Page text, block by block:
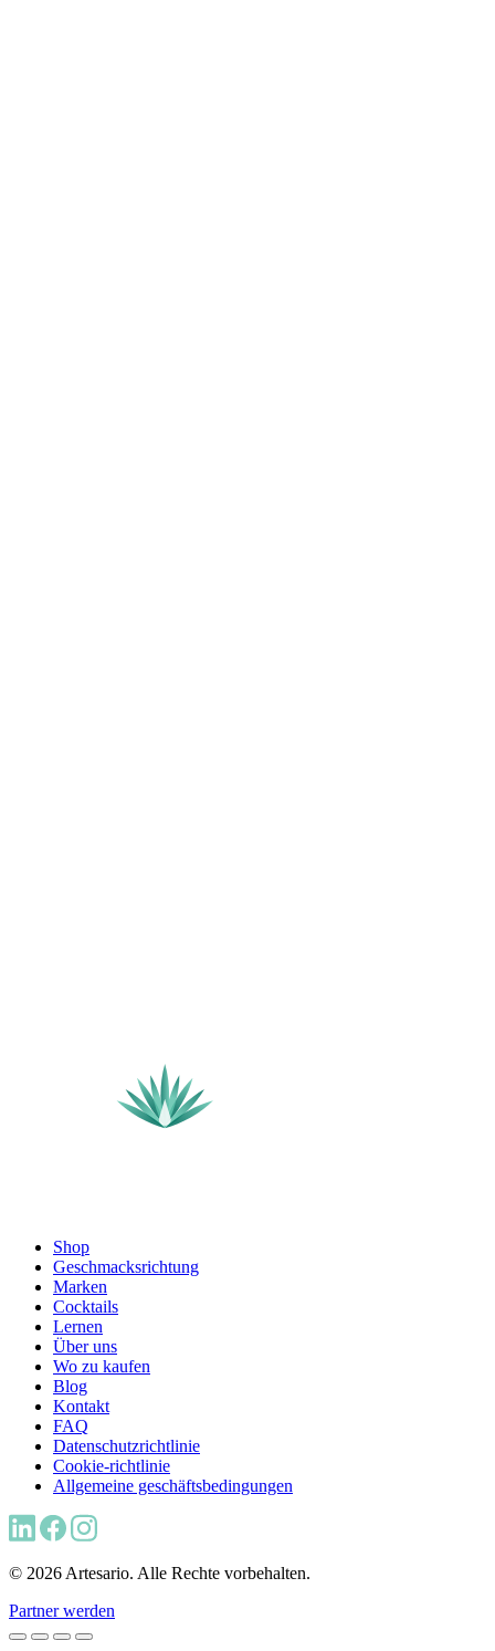
Shop
Geschmacksrichtung
Marken
Cocktails
Lernen
Über uns
Wo zu kaufen
Blog
Kontakt
FAQ
Datenschutzrichtlinie
Cookie-richtlinie
Allgemeine geschäftsbedingungen
© 2026 Artesario. Alle Rechte vorbehalten.
Partner werden